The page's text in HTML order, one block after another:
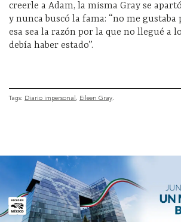
creerle a Adam, la misma Gray se
y nunca buscó la fama: “no me
esa sea la razón por la que no llegué a
debía haber estado”.
Tags: Diario impersonal Eileen Gray